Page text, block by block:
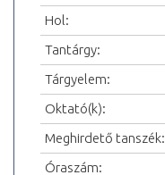
Hol:
Tantárgy:
Tárgyelem:
Oktató(k):
Meghirdető tanszék:
Óraszám: